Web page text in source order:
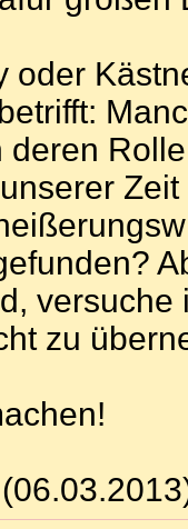
oder
versuche
zu